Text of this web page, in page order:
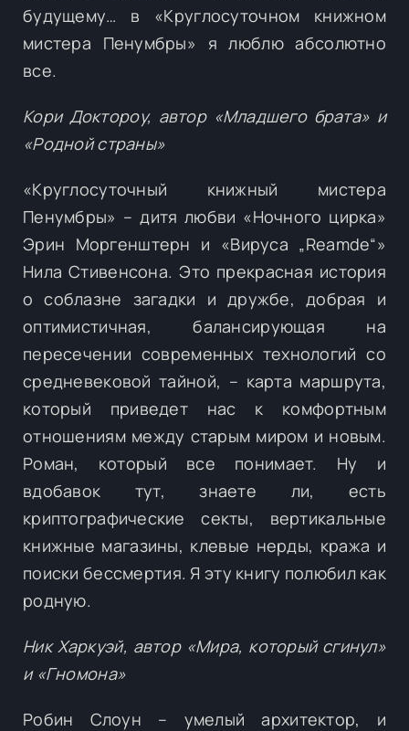
будущему… в «Круглосуточном книжном
мистера Пенумбры» я люблю абсолютно
все.
Кори Доктороу, автор «Младшего брата» и
«Родной страны»
«Круглосуточный книжный мистера
Пенумбры» – дитя любви «Ночного цирка»
Эрин Моргенштерн и «Вируса „Reamde“»
Нила Стивенсона. Это прекрасная история
о соблазне загадки и дружбе, добрая и
оптимистичная, балансирующая на
пересечении современных технологий со
средневековой тайной, – карта маршрута,
который приведет нас к комфортным
отношениям между старым миром и новым.
Роман, который все понимает. Ну и
вдобавок тут, знаете ли, есть
криптографические секты, вертикальные
книжные магазины, клевые нерды, кража и
поиски бессмертия. Я эту книгу полюбил как
родную.
Ник Харкуэй, автор «Мира, который сгинул»
и «Гномона»
Робин Слоун – умелый архитектор, и